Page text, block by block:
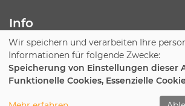
Info
Impressum
AGB
Datenschutzerklärung
Cookie Einstellungen
Wir speichern und verarbeiten Ihre
Informationen für folgende Zwecke:
Speicherung von Einstellungen dieser
Funktionelle Cookies, Essenzielle